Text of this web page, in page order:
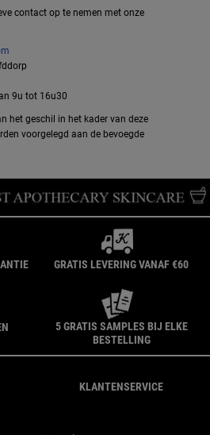
contact op te nemen met onze
9u tot 16u30
het geschil in het kader van deze
voorgelegd aan de bevoegde
GRATIS LEVERING VANAF €60
5 GRATIS SAMPLES BIJ ELKE
BESTELLING
KLANTENSERVICE